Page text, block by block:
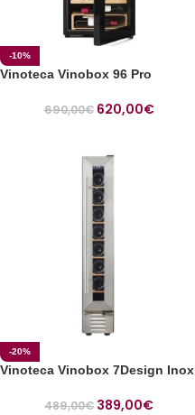
-10%
Vinoteca Vinobox 96 Pro
690,00€ 620,00€
-20%
Vinoteca Vinobox 7Design Inox
489,00€ 389,00€